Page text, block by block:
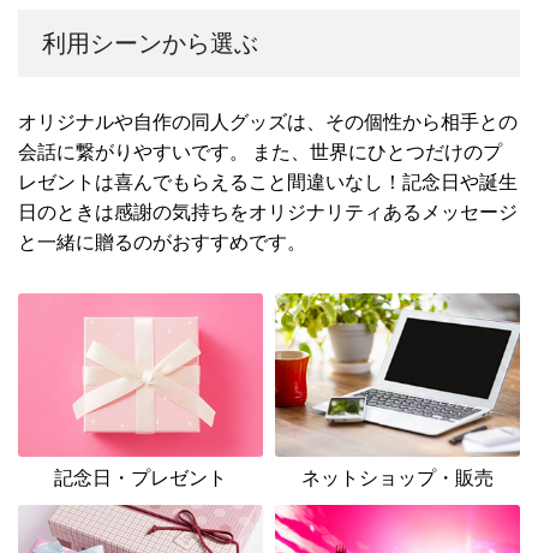
利用シーンから選ぶ
オリジナルや自作の同人グッズは、その個性から相手との
会話に繋がりやすいです。 また、世界にひとつだけのプ
レゼントは喜んでもらえること間違いなし！記念日や誕生
日のときは感謝の気持ちをオリジナリティあるメッセージ
と一緒に贈るのがおすすめです。
記念日・プレゼント ネットショップ・販売